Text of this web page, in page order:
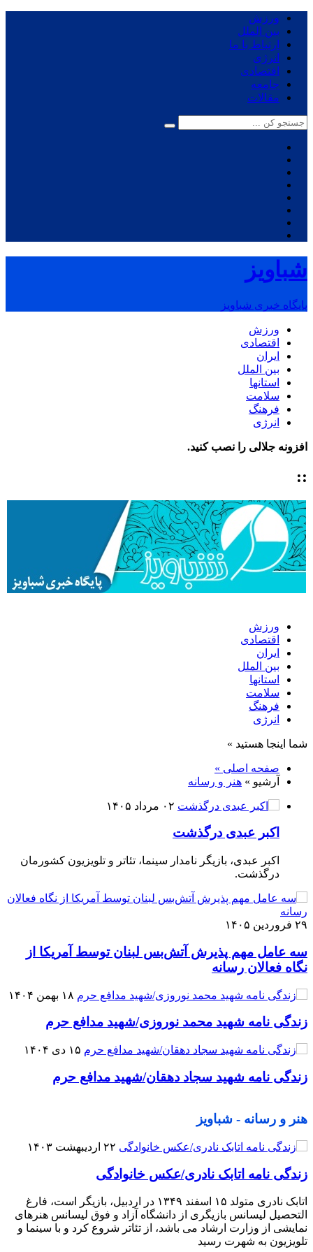
ورزش
بین الملل
ارتباط با ما
انرژی
اقتصادی
جامعه
مقالات
شباویز
پایگاه خبری شباویز
ورزش
اقتصادی
ایران
بین الملل
استانها
سلامت
فرهنگ
انرژی
افزونه جلالی را نصب کنید.
::
ورزش
اقتصادی
ایران
بین الملل
استانها
سلامت
فرهنگ
انرژی
شما اینجا هستید »
صفحه اصلی »
آرشیو » هنر و رسانه
۰۲ مرداد ۱۴۰۵
اکبر عبدی درگذشت
اکبر عبدی، بازیگر نامدار سینما، تئاتر و تلویزیون کشورمان
درگذشت.
۲۹ فروردین ۱۴۰۵
سه عامل مهم پذیرش آتش‌بس لبنان توسط آمریکا از
نگاه فعالان رسانه
۱۸ بهمن ۱۴۰۴
زندگی نامه شهید محمد نوروزی/شهید مدافع حرم
۱۵ دی ۱۴۰۴
زندگی نامه شهید سجاد دهقان/شهید مدافع حرم
هنر و رسانه - شباویز
۲۲ اردیبهشت ۱۴۰۳
زندگی نامه اتابک نادری/عکس خانوادگی
اتابک نادری متولد ۱۵ اسفند ۱۳۴۹ در اردبیل، بازیگر است، فارغ
التحصیل لیسانس بازیگری از دانشگاه آزاد و فوق لیسانس هنرهای
نمایشی از وزارت ارشاد می باشد، از تئاتر شروع کرد و با سینما و
تلویزیون به شهرت رسید